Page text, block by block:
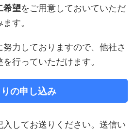
希望をご用意しておいていただ
す。
力しておりますので、他社さ
行っていただけます。
の申し込み
してお送りください。送信い